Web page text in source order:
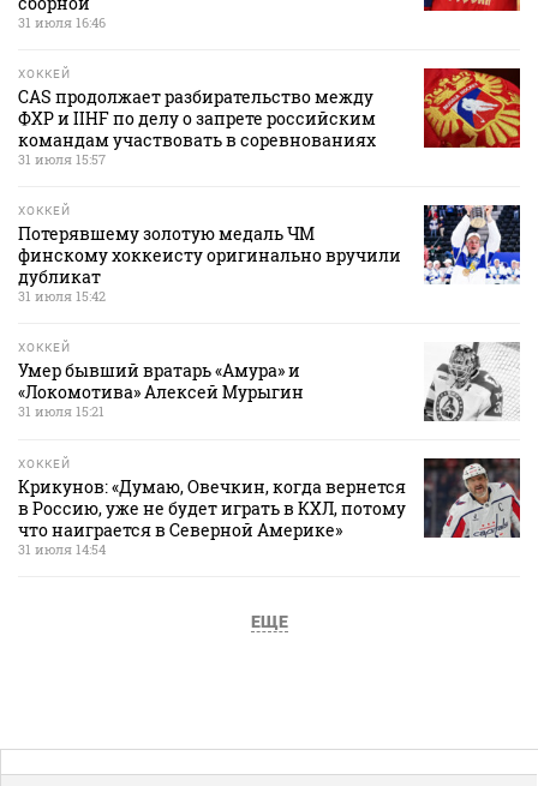
31 июля 16:46
ХОККЕЙ
CAS продолжает разбирательство между
ФХР и IIHF по делу о запрете российским
командам участвовать в соревнованиях
31 июля 15:57
ХОККЕЙ
Потерявшему золотую медаль ЧМ
финскому хоккеисту оригинально вручили
дубликат
31 июля 15:42
ХОККЕЙ
Умер бывший вратарь «Амура» и
«Локомотива» Алексей Мурыгин
31 июля 15:21
ХОККЕЙ
Крикунов: «Думаю, Овечкин, когда вернется
в Россию, уже не будет играть в КХЛ, потому
что наиграется в Северной Америке»
31 июля 14:54
ЕЩЕ